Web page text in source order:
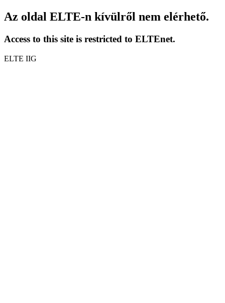
Az oldal ELTE-n kívülről nem elérhető.
Access to this site is restricted to ELTEnet.
ELTE IIG